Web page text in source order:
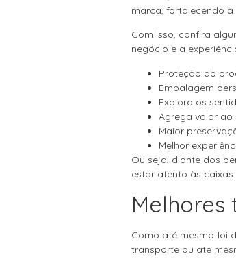
marca, fortalecendo a
Com isso, confira
negócio e a
Proteção do
Embalagem
Explora os
Agrega valor ao
Maior
Melhor
Ou seja, diante dos
estar atento às
Melhores
Como até mesmo foi
transporte ou até